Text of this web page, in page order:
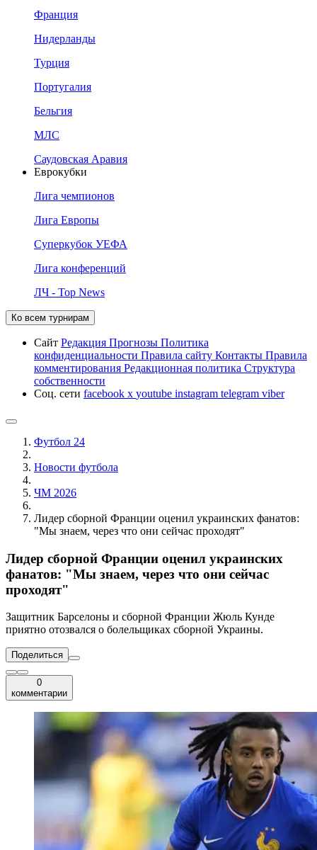
Франция
Нидерланды
Турция
Португалия
Бельгия
МЛС
Саудовская Аравия
Еврокубки
Лига чемпионов
Лига Европы
Суперкубок УЕФА
Лига конференций
ЛЧ - Top News
Ко всем турнирам
Сайт Редакция Прогнозы Политика
конфиденциальности Правила сайту Контакты Правила
комментирования Редакционная политика Структура
собственности
Соц. сети facebook x youtube instagram telegram viber
Футбол 24
Новости футбола
ЧМ 2026
Лидер сборной Франции оценил украинских фанатов:
"Мы знаем, через что они сейчас проходят"
Лидер сборной Франции оценил украинских
фанатов: "Мы знаем, через что они сейчас
проходят"
Защитник Барселоны и сборной Франции Жюль Кунде
приятно отозвался о болельщиках сборной Украины.
Поделиться
0
комментарии